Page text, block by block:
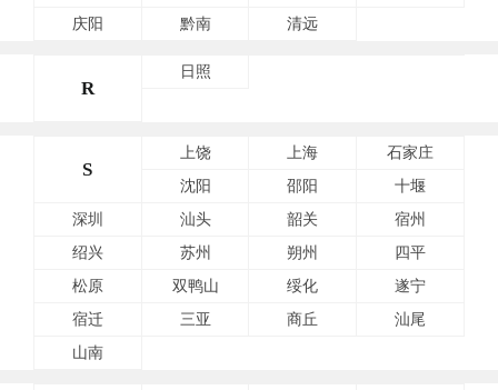
庆阳
黔南 清远
R
日照
S
上饶 上海
石家庄
沈阳
邵阳
十堰
深圳
汕头 韶关
宿州
绍兴
苏州 朔州
四平
松原
双鸭山 绥化
遂宁
宿迁
三亚 商丘
汕尾
山南